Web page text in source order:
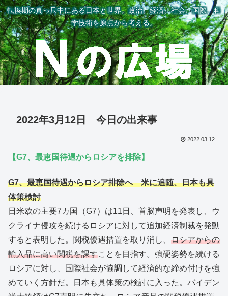
転換期の真っ只中にある日本と世界。政治、経済、社会、国際、科
学技術を原点から考える。
2022年3月12日 今日の出来事
2022.03.12
【G7、最恵国待遇からロシアを排除】
G7、最恵国待遇からロシア排除へ 米に追随、日本も具
体策検討
日米欧の主要7カ国（G7）は11日、首脳声明を発表し、ウ
クライナ侵攻を続けるロシアに対して追加経済制裁を発動
すると表明した。関税優遇措置を取り消し、 ロシアからの
輸入品に高い関税を課すことを目指す。強硬姿勢を続ける
ロシアに対し、国際社会が協調して経済的な締め付けを強
めていく方針だ。日本も具体策の検討に入った。バイデン